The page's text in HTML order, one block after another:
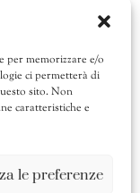
per memorizzare e/o
ci permetterà di
sito. Non
caratteristiche e
le preferenze